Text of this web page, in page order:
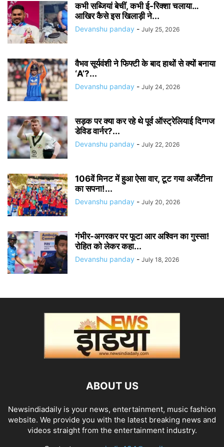
कभी सब्जियां बेचीं, कभी ई-रिक्शा चलाया…
आखिर कैसे इस खिलाड़ी ने...
Devanshu panday - July 25, 2026
वैभव सूर्यवंशी ने फिफ्टी के बाद हाथों से क्यों बनाया
‘A’?...
Devanshu panday - July 24, 2026
सड़क पर क्या कर रहे थे पूर्व ऑस्ट्रेलियाई दिग्गज
डेविड वार्नर?...
Devanshu panday - July 22, 2026
106वें मिनट में हुआ ऐसा वार, टूट गया अर्जेंटीना
का सपना!...
Devanshu panday - July 20, 2026
गंभीर-अगरकर पर फूटा आर अश्विन का गुस्सा!
रोहित को लेकर कहा...
Devanshu panday - July 18, 2026
ABOUT US
Newsindiadaily is your news, entertainment, music fashion
website. We provide you with the latest breaking news and
videos straight from the entertainment industry.